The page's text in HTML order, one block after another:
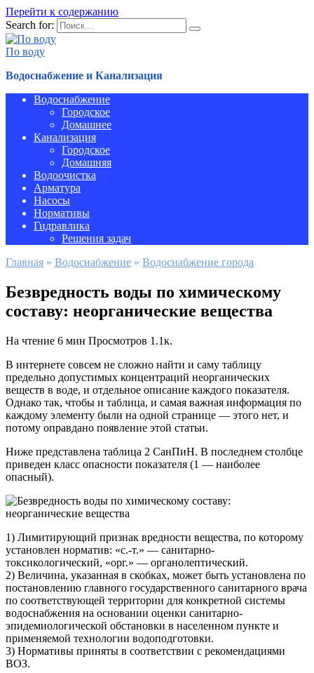
Перейти к содержанию
Search for:
По воду
Водоснабжение и Канализация
Водоснабжение
Городское
Домашнее
Канализация
Городское
Домашняя
Водоочистка
Арматура
Насосы
Нормативы
Гидравлика
Решения задач
Главная » Водоснабжение » Водоснабжение города
Безвредность воды по химическому
составу: неорганические вещества
На чтение 6 мин Просмотров 1.1к.
В интернете совсем не сложно найти и саму таблицу
предельно допустимых концентраций неорганических
веществ в воде, и отдельное описание каждого показателя.
Однако так, чтобы и таблица, и самая важная информация по
каждому элементу были на одной странице — этого нет, и
потому оправдано появление этой статьи.
Ниже представлена таблица 2 СанПиН. В последнем столбце
приведен класс опасности показателя (1 — наиболее
опасный).
1) Лимитирующий признак вредности вещества, по которому
установлен норматив: «с.-т.» — санитарно-
токсикологический, «орг.» — органолептический.
2) Величина, указанная в скобках, может быть установлена по
постановлению главного государственного санитарного врача
по соответствующей территории для конкретной системы
водоснабжения на основании оценки санитарно-
эпидемиологической обстановки в населенном пункте и
применяемой технологии водоподготовки.
3) Нормативы приняты в соответствии с рекомендациями
ВОЗ.